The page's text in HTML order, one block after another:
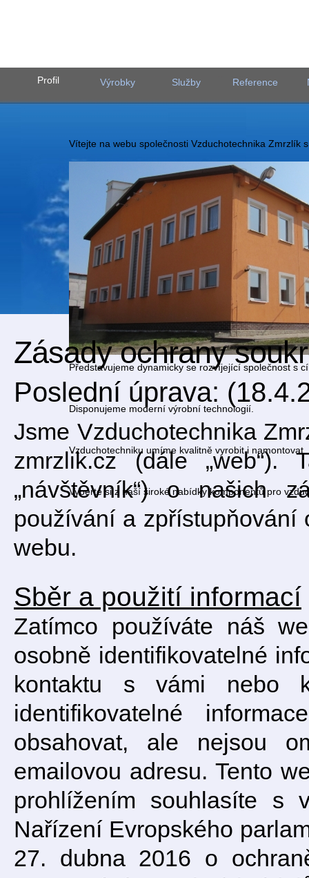
Profil Výrobky Služby Reference
Vítejte na webu společnosti Vzduchotechnika Zmrzlík
Představujeme dynamicky se rozvíjející společnost s
Disponujeme moderní výrobní technologií.
Vzduchotechniku umíme kvalitně vyrobit i namontovat.
Vyberte si z naší široké nabídky komponentů pro
Zásady ochrany
Poslední úprava:
Jsme Vzduchotechnika
zmrzlik.cz (dále „web“).
„návštěvník“) o našich
používání a zpřístupňování
webu.
Sběr a použití informací
Zatímco používáte náš
osobně identifikovatelné
kontaktu s vámi nebo
identifikovatelné
obsahovat, ale nejsou
emailovou adresu. Tento
prohlížením souhlasíte s
Nařízení Evropského
27. dubna 2016 o